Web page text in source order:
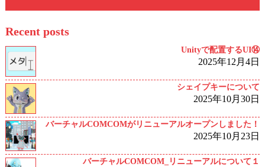
Recent posts
Unityで配置するUI⑭
2025年12月4日
シェイプキーについて
2025年10月30日
バーチャルCOMCOMがリニューアルオープンしました！
2025年10月23日
バーチャルCOMCOM_リニューアルについて１